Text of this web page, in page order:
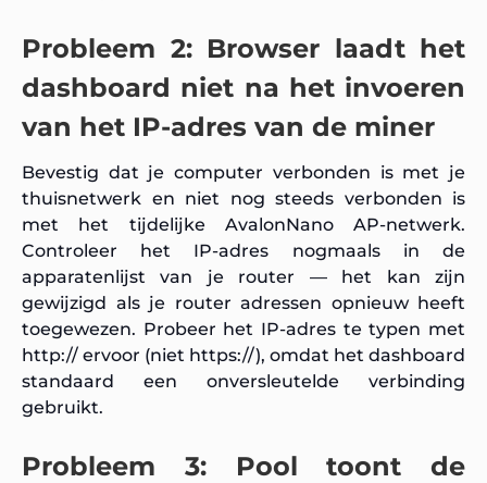
Probleem 2: Browser laadt het
dashboard niet na het invoeren
van het IP-adres van de miner
Bevestig dat je computer verbonden is met je
thuisnetwerk en niet nog steeds verbonden is
met het tijdelijke AvalonNano AP-netwerk.
Controleer het IP-adres nogmaals in de
apparatenlijst van je router — het kan zijn
gewijzigd als je router adressen opnieuw heeft
toegewezen. Probeer het IP-adres te typen met
http:// ervoor (niet https://), omdat het dashboard
standaard een onversleutelde verbinding
gebruikt.
Probleem 3: Pool toont de